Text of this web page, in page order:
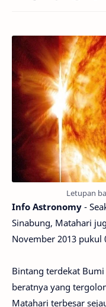
Letupan
Info Astronomy -
Sinabung, Matahari
November 2013 pukul
Bintang terdekat
beratnya yang
Matahari terbesar